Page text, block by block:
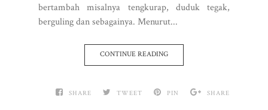
bertambah misalnya tengkurap, duduk tegak,
berguling dan sebagainya. Menurut...
CONTINUE READING
SHARE TWEET PIN SHARE